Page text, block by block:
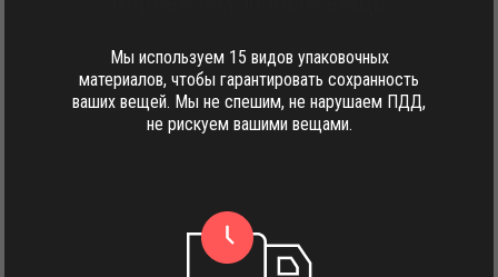
Мы используем 15 видов упаковочных
материалов, чтобы гарантировать сохранность
ваших вещей. Мы не спешим, не нарушаем ПДД,
не рискуем вашими вещами.